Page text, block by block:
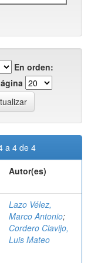
En orden:
a 4 de 4
Autor(es)
Lazo Vélez,
Marco Antonio;
Cordero Clavijo,
Luis Mateo